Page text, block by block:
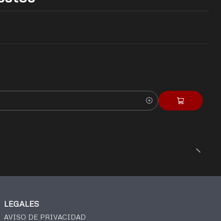
LEGALES
AVISO DE PRIVACIDAD